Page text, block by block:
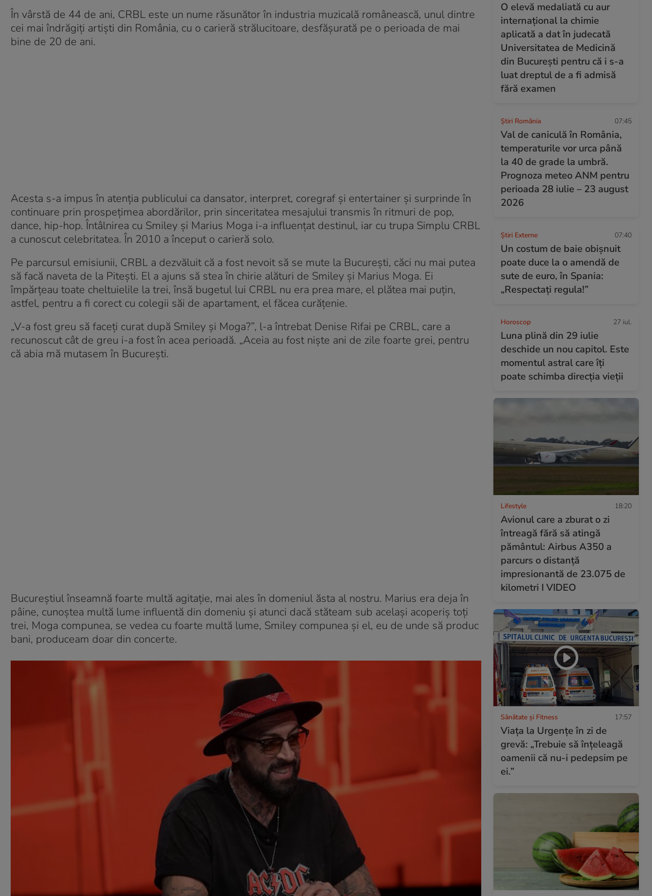
În vârstă de 44 de ani, CRBL este un nume răsunător în industria muzicală românească, unul dintre
cei mai îndrăgiți artiști din România, cu o carieră strălucitoare, desfășurată pe o perioada de mai
bine de 20 de ani.
Acesta s-a impus în atenția publicului ca dansator, interpret, coregraf și entertainer și surprinde în
continuare prin prospețimea abordărilor, prin sinceritatea mesajului transmis în ritmuri de pop,
dance, hip-hop. Întâlnirea cu Smiley și Marius Moga i-a influențat destinul, iar cu trupa Simplu CRBL
a cunoscut celebritatea. În 2010 a început o carieră solo.
Pe parcursul emisiunii, CRBL a dezvăluit că a fost nevoit să se mute la București, căci nu mai putea
să facă naveta de la Pitești. El a ajuns să stea în chirie alături de Smiley și Marius Moga. Ei
împărțeau toate cheltuielile la trei, însă bugetul lui CRBL nu era prea mare, el plătea mai puțin,
astfel, pentru a fi corect cu colegii săi de apartament, el făcea curățenie.
„V-a fost greu să faceți curat după Smiley și Moga?”, l-a întrebat Denise Rifai pe CRBL, care a
recunoscut cât de greu i-a fost în acea perioadă. „Aceia au fost niște ani de zile foarte grei, pentru
că abia mă mutasem în București.
Bucureștiul înseamnă foarte multă agitație, mai ales în domeniul ăsta al nostru. Marius era deja în
pâine, cunoștea multă lume influentă din domeniu și atunci dacă stăteam sub același acoperiș toți
trei, Moga compunea, se vedea cu foarte multă lume, Smiley compunea și el, eu de unde să produc
bani, produceam doar din concerte.
O elevă medaliată cu aur
internațional la chimie
aplicată a dat în judecată
Universitatea de Medicină
din București pentru că i s-a
luat dreptul de a fi admisă
fără examen
Știri România 07:45
Val de caniculă în România,
temperaturile vor urca până
la 40 de grade la umbră.
Prognoza meteo ANM pentru
perioada 28 iulie – 23 august
2026
Știri Externe 07:40
Un costum de baie obișnuit
poate duce la o amendă de
sute de euro, în Spania:
„Respectați regula!”
Horoscop 27 iul.
Luna plină din 29 iulie
deschide un nou capitol. Este
momentul astral care îți
poate schimba direcția vieții
Lifestyle 18:20
Avionul care a zburat o zi
întreagă fără să atingă
pământul: Airbus A350 a
parcurs o distanță
impresionantă de 23.075 de
kilometri I VIDEO
Sănătate și Fitness 17:57
Viața la Urgențe în zi de
grevă: „Trebuie să înțeleagă
oamenii că nu-i pedepsim pe
ei.”